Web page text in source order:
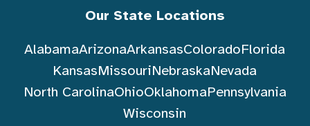
Our State Locations
AlabamaArizonaArkansasColoradoFlorida
KansasMissouriNebraskaNevada
North CarolinaOhioOklahomaPennsylvania
Wisconsin